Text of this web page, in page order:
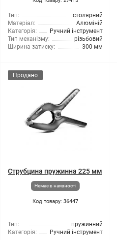
Тип:
столярний
Матеріал:
Алюміній
Категорія:
Ручний інструмент
Тип механізму:
різьбовий
Ширина затиску:
300 мм
Продано
Струбцина пружинна 225 мм
Немає в наявності
Код товару: 36447
Тип:
пружинний
Категорія:
Ручний інструмент